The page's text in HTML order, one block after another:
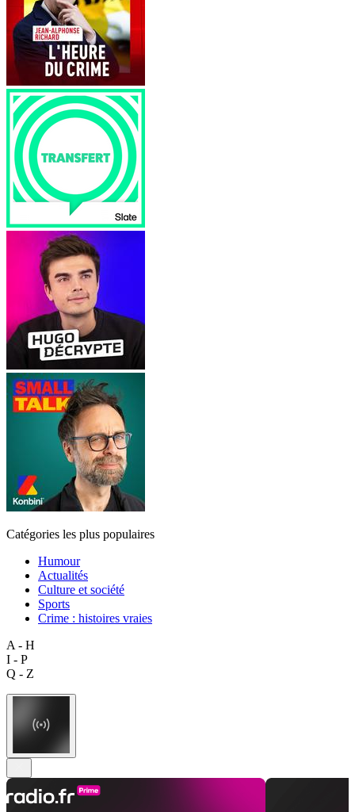
Catégories les plus populaires
Humour
Actualités
Culture et société
Sports
Crime : histoires vraies
A - H
I - P
Q - Z